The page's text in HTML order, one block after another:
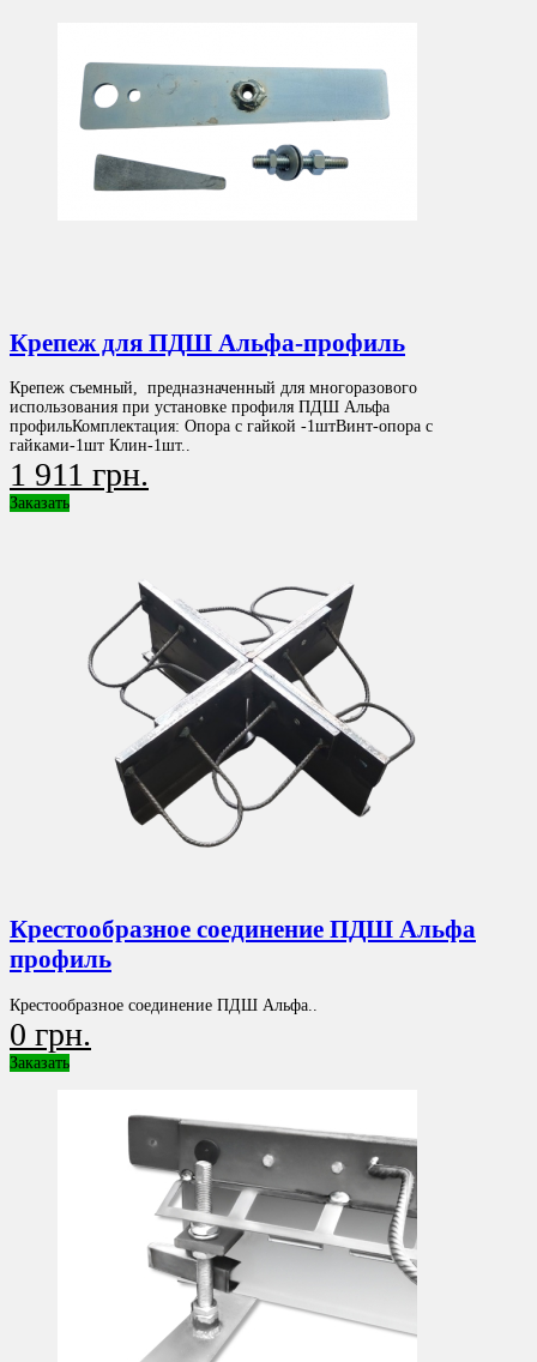
Крепеж для ПДШ Альфа-профиль
Крепеж съемный, предназначенный для многоразового
использования при установке профиля ПДШ Альфа
профильКомплектация: Опора с гайкой -1штВинт-опора с
гайками-1шт Клин-1шт..
1 911 грн.
Заказать
Крестообразное соединение ПДШ Альфа
профиль
Крестообразное соединение ПДШ Альфа..
0 грн.
Заказать